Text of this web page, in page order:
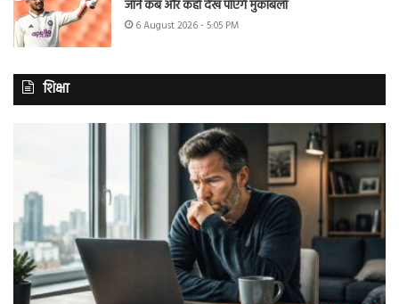
जानें कब और कहां देख पाएंगे मुकाबला
6 August 2026 - 5:05 PM
शिक्षा